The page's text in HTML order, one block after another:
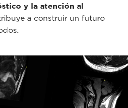
y la atención al
a construir un futuro